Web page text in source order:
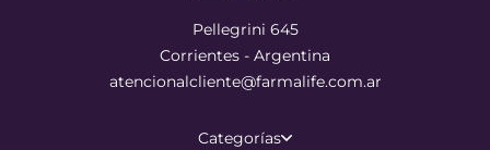
Pellegrini 645
Corrientes - Argentina
atencionalcliente@farmalife.com.ar
Categorías